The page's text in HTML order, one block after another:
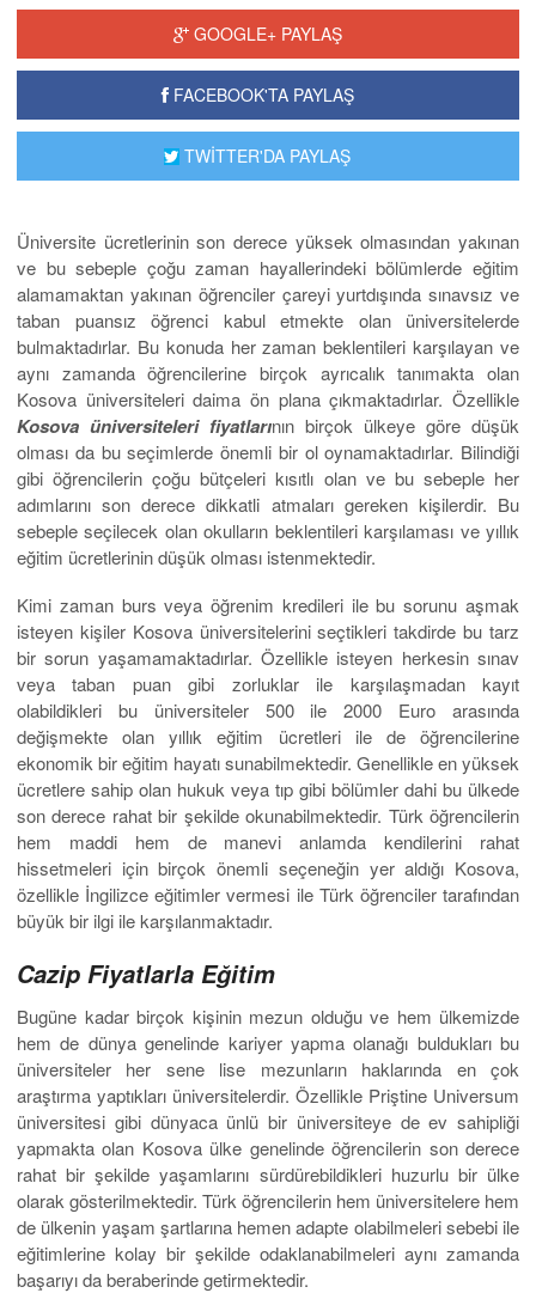
GOOGLE+ PAYLAŞ
FACEBOOK'TA PAYLAŞ
TWİTTER'DA PAYLAŞ
Üniversite ücretlerinin son derece yüksek olmasından yakınan
ve bu sebeple çoğu zaman hayallerindeki bölümlerde eğitim
alamamaktan yakınan öğrenciler çareyi yurtdışında sınavsız ve
taban puansız öğrenci kabul etmekte olan üniversitelerde
bulmaktadırlar. Bu konuda her zaman beklentileri karşılayan ve
aynı zamanda öğrencilerine birçok ayrıcalık tanımakta olan
Kosova üniversiteleri daima ön plana çıkmaktadırlar. Özellikle
Kosova üniversiteleri fiyatlarının birçok ülkeye göre düşük
olması da bu seçimlerde önemli bir ol oynamaktadırlar. Bilindiği
gibi öğrencilerin çoğu bütçeleri kısıtlı olan ve bu sebeple her
adımlarını son derece dikkatli atmaları gereken kişilerdir. Bu
sebeple seçilecek olan okulların beklentileri karşılaması ve yıllık
eğitim ücretlerinin düşük olması istenmektedir.
Kimi zaman burs veya öğrenim kredileri ile bu sorunu aşmak
isteyen kişiler Kosova üniversitelerini seçtikleri takdirde bu tarz
bir sorun yaşamamaktadırlar. Özellikle isteyen herkesin sınav
veya taban puan gibi zorluklar ile karşılaşmadan kayıt
olabildikleri bu üniversiteler 500 ile 2000 Euro arasında
değişmekte olan yıllık eğitim ücretleri ile de öğrencilerine
ekonomik bir eğitim hayatı sunabilmektedir. Genellikle en yüksek
ücretlere sahip olan hukuk veya tıp gibi bölümler dahi bu ülkede
son derece rahat bir şekilde okunabilmektedir. Türk öğrencilerin
hem maddi hem de manevi anlamda kendilerini rahat
hissetmeleri için birçok önemli seçeneğin yer aldığı Kosova,
özellikle İngilizce eğitimler vermesi ile Türk öğrenciler tarafından
büyük bir ilgi ile karşılanmaktadır.
Cazip Fiyatlarla Eğitim
Bugüne kadar birçok kişinin mezun olduğu ve hem ülkemizde
hem de dünya genelinde kariyer yapma olanağı buldukları bu
üniversiteler her sene lise mezunların haklarında en çok
araştırma yaptıkları üniversitelerdir. Özellikle Priştine Universum
üniversitesi gibi dünyaca ünlü bir üniversiteye de ev sahipliği
yapmakta olan Kosova ülke genelinde öğrencilerin son derece
rahat bir şekilde yaşamlarını sürdürebildikleri huzurlu bir ülke
olarak gösterilmektedir. Türk öğrencilerin hem üniversitelere hem
de ülkenin yaşam şartlarına hemen adapte olabilmeleri sebebi ile
eğitimlerine kolay bir şekilde odaklanabilmeleri aynı zamanda
başarıyı da beraberinde getirmektedir.